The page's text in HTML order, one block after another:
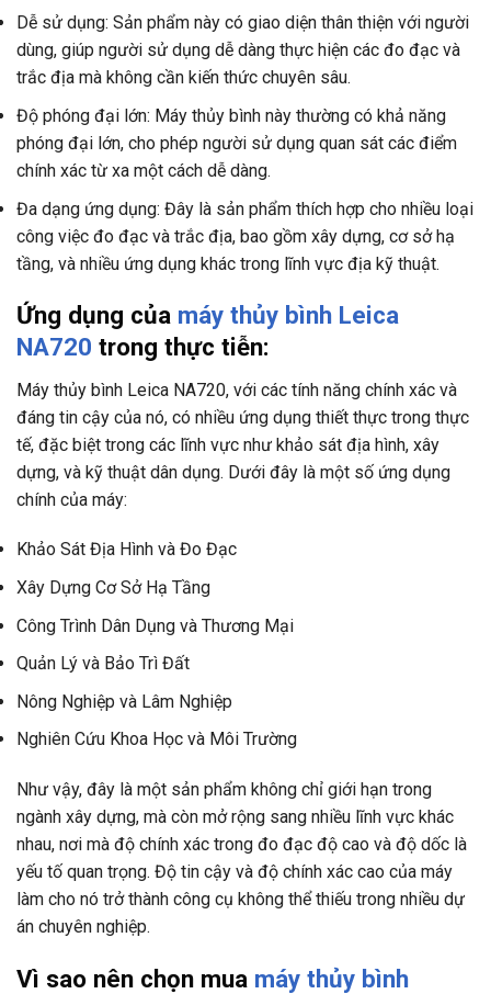
Dễ sử dụng: Sản phẩm này có giao diện thân thiện với người
dùng, giúp người sử dụng dễ dàng thực hiện các đo đạc và
trắc địa mà không cần kiến thức chuyên sâu.
Độ phóng đại lớn: Máy thủy bình này thường có khả năng
phóng đại lớn, cho phép người sử dụng quan sát các điểm
chính xác từ xa một cách dễ dàng.
Đa dạng ứng dụng: Đây là sản phẩm thích hợp cho nhiều loại
công việc đo đạc và trắc địa, bao gồm xây dựng, cơ sở hạ
tầng, và nhiều ứng dụng khác trong lĩnh vực địa kỹ thuật.
Ứng dụng của máy thủy bình Leica
NA720 trong thực tiễn:
Máy thủy bình Leica NA720, với các tính năng chính xác và
đáng tin cậy của nó, có nhiều ứng dụng thiết thực trong thực
tế, đặc biệt trong các lĩnh vực như khảo sát địa hình, xây
dựng, và kỹ thuật dân dụng. Dưới đây là một số ứng dụng
chính của máy:
Khảo Sát Địa Hình và Đo Đạc
Xây Dựng Cơ Sở Hạ Tầng
Công Trình Dân Dụng và Thương Mại
Quản Lý và Bảo Trì Đất
Nông Nghiệp và Lâm Nghiệp
Nghiên Cứu Khoa Học và Môi Trường
Như vậy, đây là một sản phẩm không chỉ giới hạn trong
ngành xây dựng, mà còn mở rộng sang nhiều lĩnh vực khác
nhau, nơi mà độ chính xác trong đo đạc độ cao và độ dốc là
yếu tố quan trọng. Độ tin cậy và độ chính xác cao của máy
làm cho nó trở thành công cụ không thể thiếu trong nhiều dự
án chuyên nghiệp.
Vì sao nên chọn mua máy thủy bình